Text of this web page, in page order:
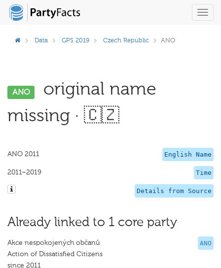
Data GPS 2019 Czech Republic ANO
ANO
original name
missing · 🇨🇿
English Name
ANO 2011
Time
2011–2019
Details from Source
Already linked to 1 core party
ANO
Akce nespokojených občanů
Action of Dissatisfied Citizens
since 2011